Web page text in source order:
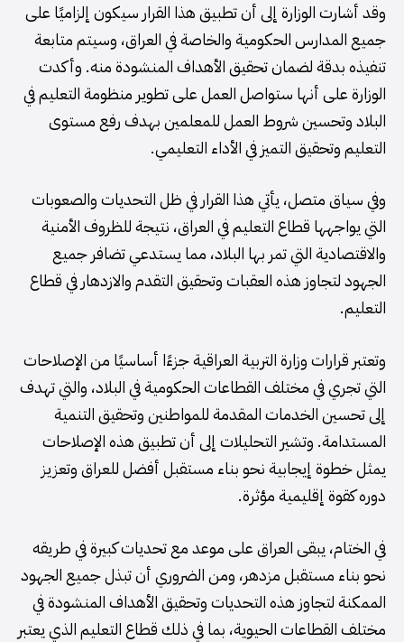
وقد أشارت الوزارة إلى أن تطبيق هذا القرار سيكون إلزاميًا على
جميع المدارس الحكومية والخاصة في العراق، وسيتم متابعة
تنفيذه بدقة لضمان تحقيق الأهداف المنشودة منه. وأكدت
الوزارة على أنها ستواصل العمل على تطوير منظومة التعليم في
البلاد وتحسين شروط العمل للمعلمين بهدف رفع مستوى
التعليم وتحقيق التميز في الأداء التعليمي.
وفي سياق متصل، يأتي هذا القرار في ظل التحديات والصعوبات
التي يواجهها قطاع التعليم في العراق، نتيجة للظروف الأمنية
والاقتصادية التي تمر بها البلاد، مما يستدعي تضافر جميع
الجهود لتجاوز هذه العقبات وتحقيق التقدم والازدهار في قطاع
التعليم.
وتعتبر قرارات وزارة التربية العراقية جزءًا أساسيًا من الإصلاحات
التي تجري في مختلف القطاعات الحكومية في البلاد، والتي تهدف
إلى تحسين الخدمات المقدمة للمواطنين وتحقيق التنمية
المستدامة. وتشير التحليلات إلى أن تطبيق هذه الإصلاحات
يمثل خطوة إيجابية نحو بناء مستقبل أفضل للعراق وتعزيز
دوره كقوة إقليمية مؤثرة.
في الختام، يبقى العراق على موعد مع تحديات كبيرة في طريقه
نحو بناء مستقبل مزدهر، ومن الضروري أن تبذل جميع الجهود
الممكنة لتجاوز هذه التحديات وتحقيق الأهداف المنشودة في
مختلف القطاعات الحيوية، بما في ذلك قطاع التعليم الذي يعتبر